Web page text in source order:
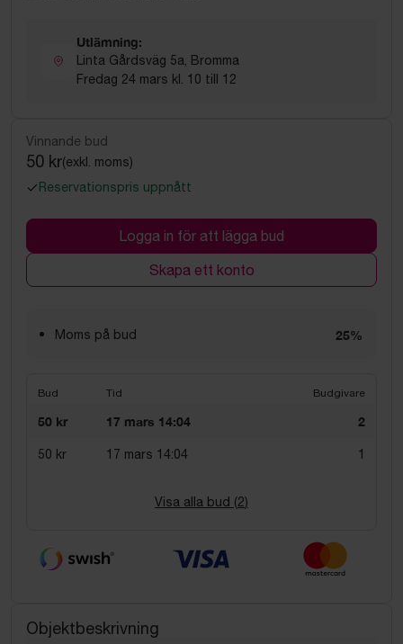
Utlämning:
Linta Gårdsväg 5a, Bromma
Fredag 24 mars kl. 10 till 12
Vinnande bud
50 kr(exkl. moms)
Reservationspris uppnått
Logga in för att lägga bud
Skapa ett konto
Moms på bud 25%
Bud Tid Budgivare
50 kr 17 mars 14:04 2
50 kr 17 mars 14:04 1
Visa alla bud (2)
Objektbeskrivning